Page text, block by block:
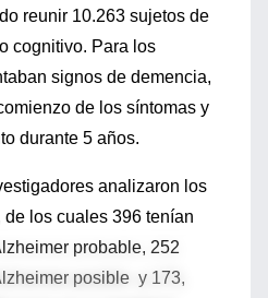
reunir 10.263 sujetos de
cognitivo. Para los
signos de demencia,
de los síntomas y
durante 5 años.
analizaron los
los cuales 396 tenían
probable, 252
posible y 173,